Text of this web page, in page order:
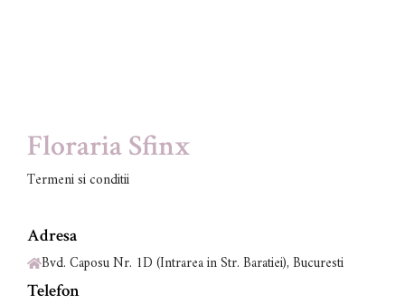
Floraria Sfinx
Termeni si conditii
Adresa
Bvd. Caposu Nr. 1D (Intrarea in Str. Baratiei), Bucuresti
Telefon